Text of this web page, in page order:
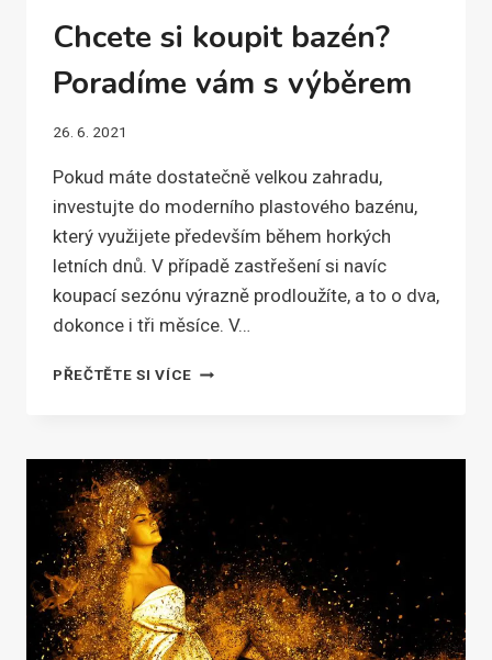
Chcete si koupit bazén?
Poradíme vám s výběrem
26. 6. 2021
Pokud máte dostatečně velkou zahradu,
investujte do moderního plastového bazénu,
který využijete především během horkých
letních dnů. V případě zastřešení si navíc
koupací sezónu výrazně prodloužíte, a to o dva,
dokonce i tři měsíce. V…
PŘEČTĚTE SI VÍCECHCETE
PORADÍME
VÝBĚREM